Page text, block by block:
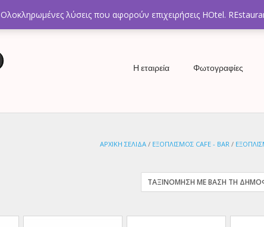
Η εταιρεία Φωτογραφίες
ΑΡΧΙΚΉ ΣΕΛΊΔΑ / ΕΞΟΠΛΙΣΜΟΣ CAFE - BAR /
Ολοκληρωμένες λύσεις που αφορούν επιχειρήσεις HOtel.